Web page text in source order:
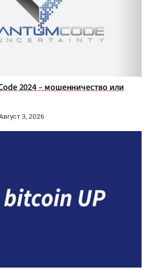
2024 – мошенничество или
3, 2026